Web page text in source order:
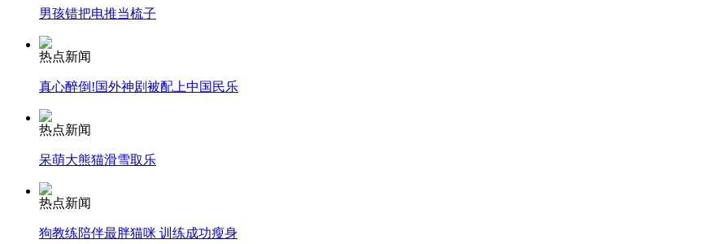
走！跟着总书记去植树
消防员救轻生者
纽约上演“枕头大战”
司机酒驾遇交警 急速倒车逃窜
男孩错把电推当梳子
热点新闻
真心醉倒!国外神剧被配上中国民乐
热点新闻
呆萌大熊猫滑雪取乐
热点新闻
狗教练陪伴最胖猫咪 训练成功瘦身